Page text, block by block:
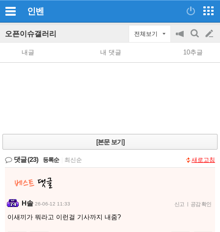
인벤
오픈이슈갤러리 전체보기
공
지
on/off
검
색
글
쓰
내글 내 댓글 10추글
[본문 보기]
댓글(23) 등록순 최신순 새로고침
H솔 26-06-12 11:33 신고 | 공감 확인
이새끼가 뭐라고 이런걸 기사까지 내줌?